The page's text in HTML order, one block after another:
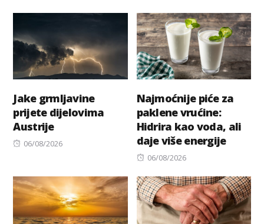
Jake grmljavine
prijete dijelovima
Austrije
Posted
06/08/2026
Najmoćnije piće za
paklene vrućine:
Hidrira kao voda, ali
daje više energije
Posted
06/08/2026